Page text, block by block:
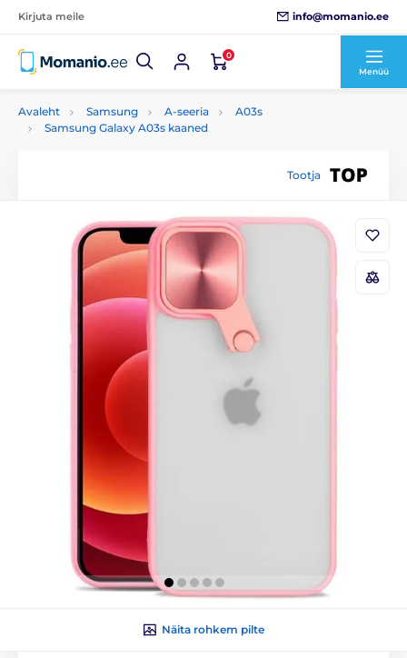
Kirjuta meile info@momanio.ee
0
Menüü
Avaleht Samsung A-seeria
A03s
Samsung Galaxy A03s kaaned
Tootja
Näita rohkem pilte